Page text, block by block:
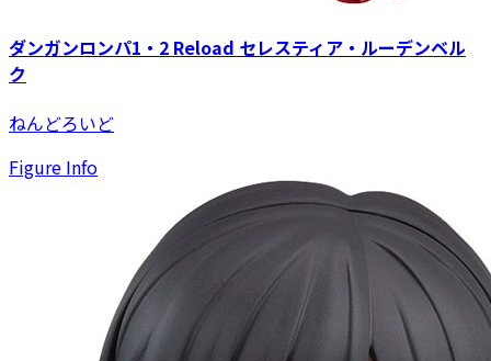
ダンガンロンパ1・2 Reload セレスティア・ルーデンベル
ク
ねんどろいど
Figure Info